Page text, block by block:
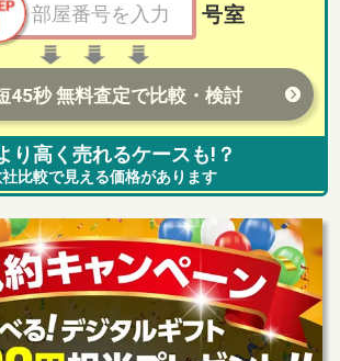
号室
45秒 無料査定で比較・検討
り高く売れるケースも!？
比較で見える価格があります